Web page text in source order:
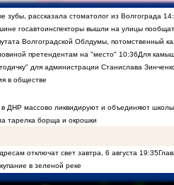
зубы, рассказала стоматолог из Волгограда
госавтоинспекторы вышли на улицы
Волгоградской Облдумы, потомственный
претендентам на "место" 10:36Для
для администрации Станислава
в обществе
ДНР массово ликвидируют и объединяют
тарелка борща и окрошки
отключат свет завтра, 6 августа 19:35
в зеленой реке